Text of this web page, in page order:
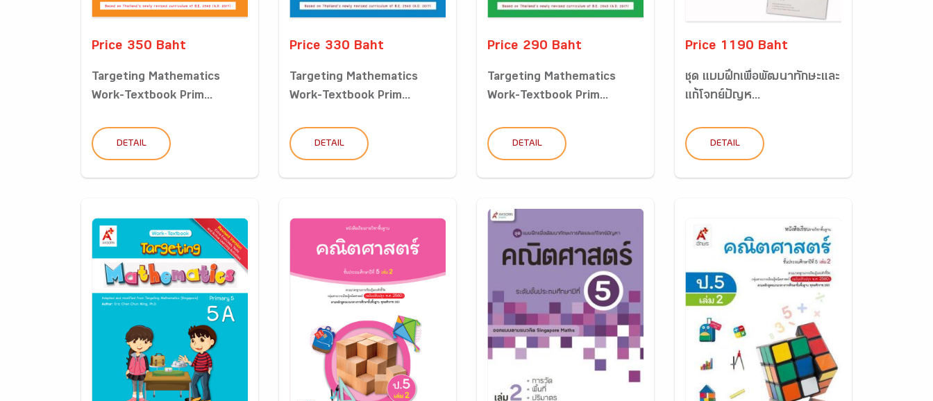
Price 350 Baht
Targeting Mathematics
Work-Textbook Prim...
DETAIL
Price 330 Baht
Targeting Mathematics
Work-Textbook Prim...
DETAIL
Price 290 Baht
Targeting Mathematics
Work-Textbook Prim...
DETAIL
Price 1190 Baht
ชุด แบบฝึกเพื่อพัฒนาทักษะและ
แก้โจทย์ปัญห...
DETAIL